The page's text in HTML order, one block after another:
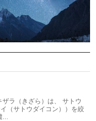
ラ（きざら）は、 サトウ
（サトウダイコン））を絞